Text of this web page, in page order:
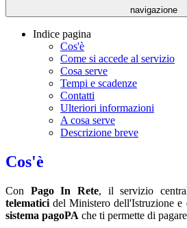
navigazione
Indice pagina
Cos'è
Come si accede al servizio
Cosa serve
Tempi e scadenze
Contatti
Ulteriori informazioni
A cosa serve
Descrizione breve
Cos'è
Con Pago In Rete, il servizio
telematici del Ministero dell'Istruzione e
sistema pagoPA che ti permette di